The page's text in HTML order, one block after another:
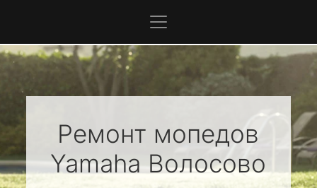
Ремонт мопедов
YamahaВолосово